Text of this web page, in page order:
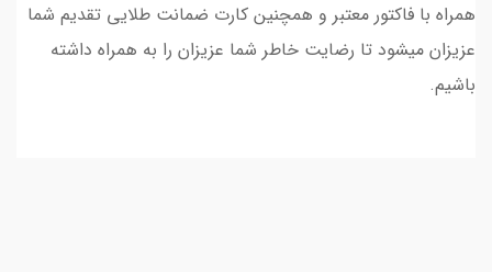
همراه با فاکتور معتبر و همچنین کارت ضمانت طلایی تقدیم شما
عزیزان میشود تا رضایت خاطر شما عزیزان را به همراه داشته
باشیم.